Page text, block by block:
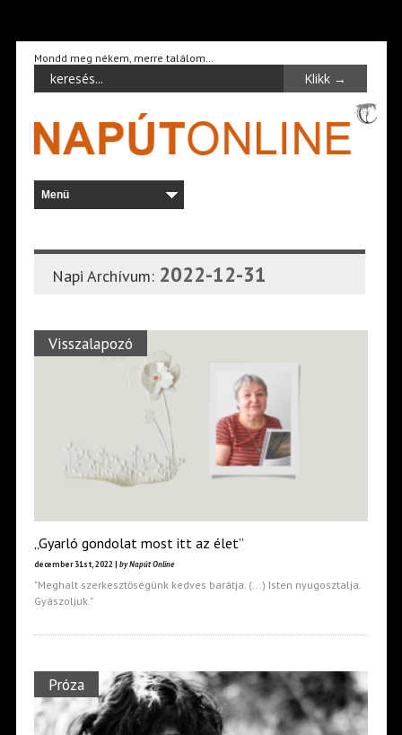
Mondd meg nékem, merre találom…
Napi Archívum: 2022-12-31
Visszalapozó
„Gyarló gondolat most itt az élet”
december 31st, 2022 | by Napút Online
"Meghalt szerkesztőségünk kedves barátja. (...) Isten nyugosztalja.
Gyászoljuk."
Próza